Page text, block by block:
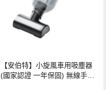
【安伯特】小旋風車用吸塵器
(國家認證 一年保固) 無線手持